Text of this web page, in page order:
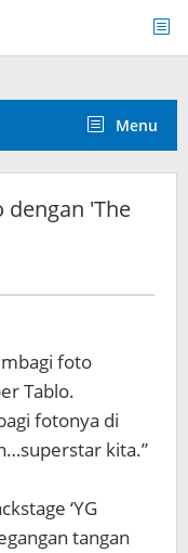
Menu
dengan 'The
foto
Tablo.
fotonya di
kita.”
‘YG
tangan